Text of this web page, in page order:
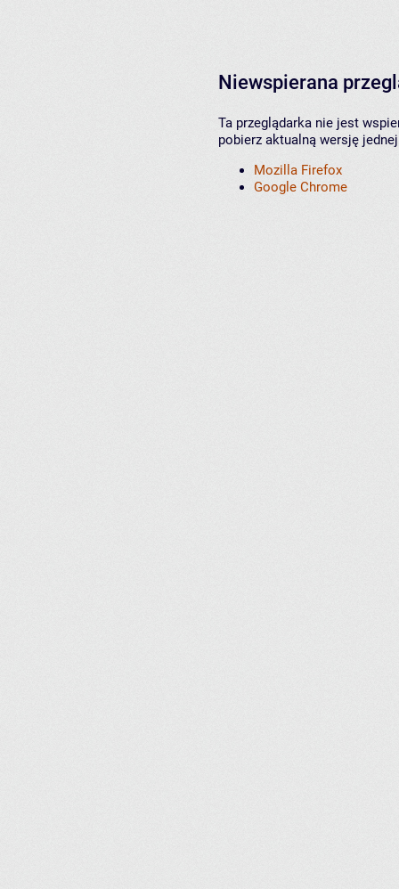
Niewspierana
Ta przeglądarka nie jest
pobierz aktualną wersję
Mozilla Firefox
Google Chrome